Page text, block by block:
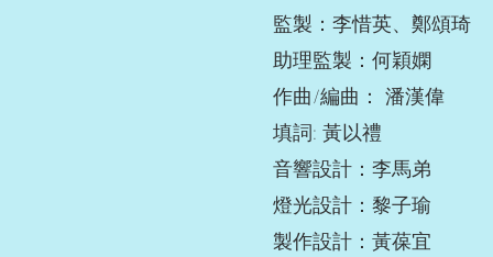
監製：李惜英、鄭頌琦
助理監製：何穎嫻
作曲/編曲： 潘漢偉
填詞: 黃以禮
音響設計：李馬弟
燈光設計：黎子瑜
製作設計：黃葆宜